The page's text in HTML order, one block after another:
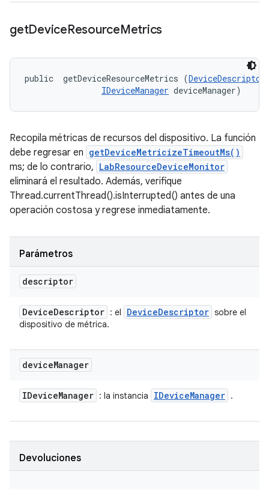
getDeviceResourceMetrics
public getDeviceResourceMetrics (DeviceDescriptor
IDeviceManager deviceManager)
Recopila métricas de recursos del dispositivo. La función
debe regresar en getDeviceMetricizeTimeoutMs()
ms; de lo contrario, LabResourceDeviceMonitor
eliminará el resultado. Además, verifique
Thread.currentThread().isInterrupted() antes de una
operación costosa y regrese inmediatamente.
Parámetros
descriptor
DeviceDescriptor : el DeviceDescriptor sobre el
dispositivo de métrica.
deviceManager
IDeviceManager : la instancia IDeviceManager .
Devoluciones